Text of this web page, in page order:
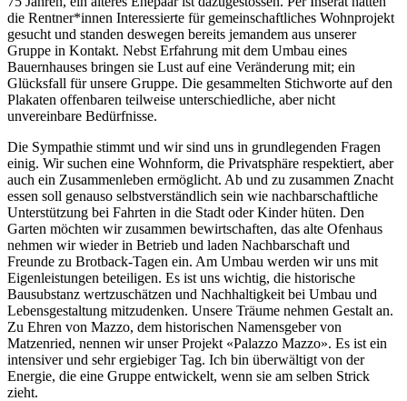
die Rentner*innen Interessierte für gemeinschaftliches Wohnprojekt
gesucht und standen deswegen bereits jemandem aus unserer
Gruppe in Kontakt. Nebst Erfahrung mit dem Umbau eines
Bauernhauses bringen sie Lust auf eine Veränderung mit; ein
Glücksfall für unsere Gruppe. Die gesammelten Stichworte auf den
Plakaten offenbaren teilweise unterschiedliche, aber nicht
unvereinbare Bedürfnisse.
Die Sympathie stimmt und wir sind uns in grundlegenden Fragen
einig. Wir suchen eine Wohnform, die Privatsphäre respektiert, aber
auch ein Zusammenleben ermöglicht. Ab und zu zusammen Znacht
essen soll genauso selbstverständlich sein wie nachbarschaftliche
Unterstützung bei Fahrten in die Stadt oder Kinder hüten. Den
Garten möchten wir zusammen bewirtschaften, das alte Ofenhaus
nehmen wir wieder in Betrieb und laden Nachbarschaft und
Freunde zu Brotback-Tagen ein. Am Umbau werden wir uns mit
Eigenleistungen beteiligen. Es ist uns wichtig, die historische
Bausubstanz wertzuschätzen und Nachhaltigkeit bei Umbau und
Lebensgestaltung mitzudenken. Unsere Träume nehmen Gestalt an.
Zu Ehren von Mazzo, dem historischen Namensgeber von
Matzenried, nennen wir unser Projekt «Palazzo Mazzo». Es ist ein
intensiver und sehr ergiebiger Tag. Ich bin überwältigt von der
Energie, die eine Gruppe entwickelt, wenn sie am selben Strick
zieht.